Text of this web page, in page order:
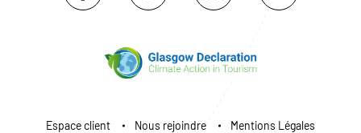
Espace client Nous rejoindre Mentions Légales